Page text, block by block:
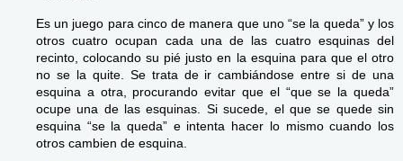
Es un juego para cinco de manera que uno “se la queda” y los
otros cuatro ocupan cada una de las cuatro esquinas del
recinto, colocando su pié justo en la esquina para que el otro
no se la quite. Se trata de ir cambiándose entre si de una
esquina a otra, procurando evitar que el “que se la queda”
ocupe una de las esquinas. Si sucede, el que se quede sin
esquina “se la queda” e intenta hacer lo mismo cuando los
otros cambien de esquina.